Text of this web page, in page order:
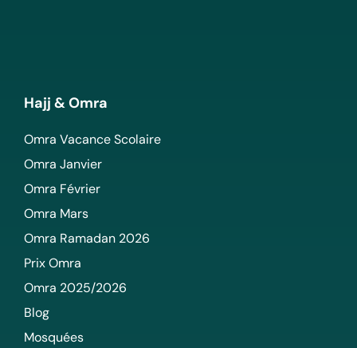
Hajj & Omra
Omra Vacance Scolaire
Omra Janvier
Omra Février
Omra Mars
Omra Ramadan 2026
Prix Omra
Omra 2025/2026
Blog
Mosquées